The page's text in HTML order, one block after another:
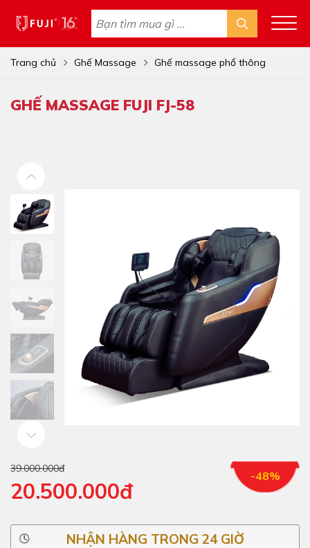
Trang chủ Ghế Massage Ghế massage phổ thông
GHẾ MASSAGE FUJI FJ-58
39.000.000đ
20.500.000đ
-48%
NHẬN HÀNG TRONG 24 GIỜ